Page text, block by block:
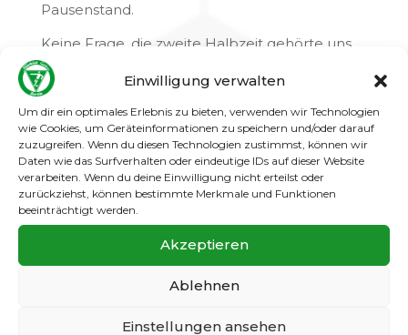
Einwilligung verwalten
Um dir ein optimales Erlebnis zu bieten, verwenden wir Technologien
wie Cookies, um Geräteinformationen zu speichern und/oder darauf
zuzugreifen. Wenn du diesen Technologien zustimmst, können wir
Daten wie das Surfverhalten oder eindeutige IDs auf dieser Website
verarbeiten. Wenn du deine Einwilligung nicht erteilst oder
zurückziehst, können bestimmte Merkmale und Funktionen
beeinträchtigt werden.
Akzeptieren
Ablehnen
Einstellungen ansehen
Pausenstand.
Keine Frage, die zweite Halbzeit gehörte uns.
Immer wieder bedrängten wir das Tor des
Spitzenreiters leider ist die Torausbeute
Gegner noch einen Spitzenkeeper zwischen
den Pfosten der unter anderen einen
fulminanten Schuss von Achim II fünf Minuten
vor dem Abpfiff glänzend parierte. Dann war
es aber soweit, Foul an Achim II, eindeutig im
Strafraum. Der sehr gut leitende Referee
schritt direkt zum 9 Meter Punkt, ließ sich auf
keine Diskussionen ein. Der alten
Fußballweisheit entgegen trat der Gefoulte
Remis. Der Endstand von 2:2 nach einem